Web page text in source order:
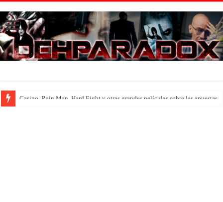
Introducción al maravilloso mundo de ‘Deadly Premonition’